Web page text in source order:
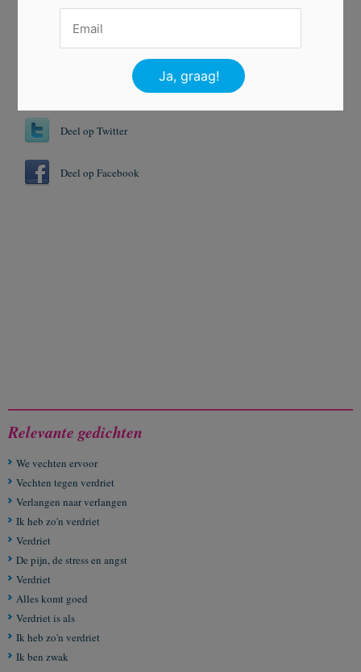
Vechten
Deel op Twitter
Deel op Facebook
Relevante gedichten
We vechten ervoor
Vechten tegen verdriet
Verlangen naar verlangen
Ik heb zo'n verdriet
Verdriet
De pijn, de stress en angst
Verdriet
Alles komt goed
Verdriet is als
Ik heb zo'n verdriet
Ik ben zwak